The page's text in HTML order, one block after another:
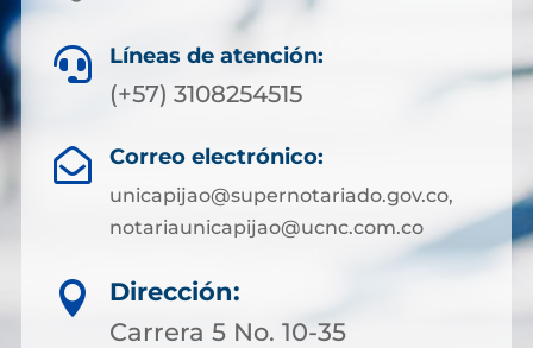
 Líneas de atención:
(+57) 3108254515
 Correo electrónico:
unicapijao@supernotariado.gov.co,
notariaunicapijao@ucnc.com.co

Dirección:
Carrera 5 No. 10-35